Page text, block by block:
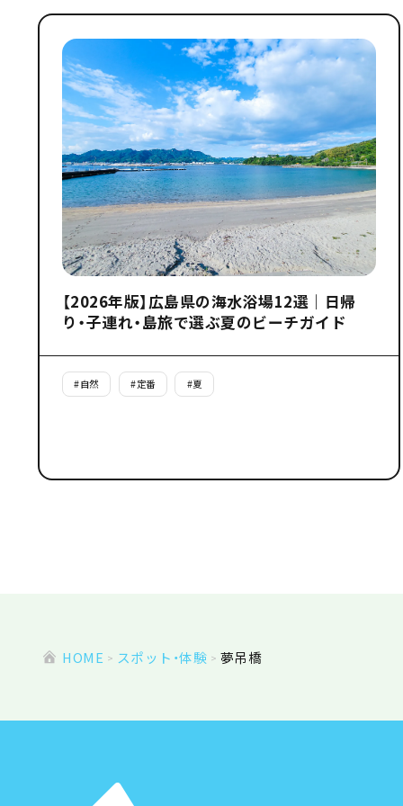
【2026年版】広島県の海水浴場12選｜日帰
り・子連れ・島旅で選ぶ夏のビーチガイド
#自然 #定番 #夏
HOME スポット・体験 夢吊橋